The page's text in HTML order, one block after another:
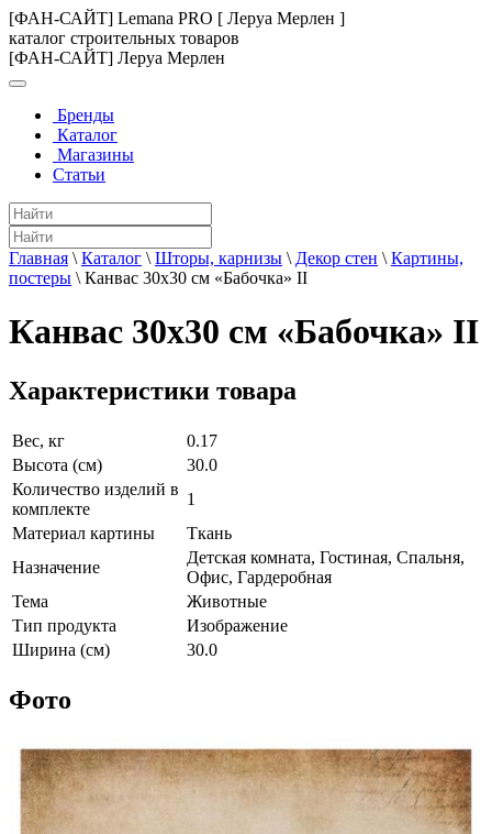
[ФАН-САЙТ] Lemana PRO [ Леруа Мерлен ]
каталог строительных товаров
[ФАН-САЙТ] Леруа Мерлен
Бренды
Каталог
Магазины
Статьи
Главная \ Каталог \ Шторы, карнизы \ Декор стен \ Картины,
постеры \ Канвас 30х30 см «Бабочка» II
Канвас 30х30 см «Бабочка» II
Характеристики товара
Вес, кг
0.17
Высота (см)
30.0
Количество изделий в
комплекте
1
Материал картины
Ткань
Назначение
Детская комната, Гостиная, Спальня,
Офис, Гардеробная
Тема
Животные
Тип продукта
Изображение
Ширина (см)
30.0
Фото